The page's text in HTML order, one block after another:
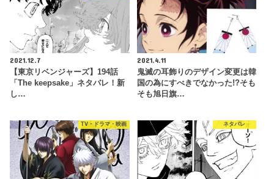
2021.12.7
【東京リベンジャーズ】194話
「The keepsake」ネタバレ！新
し…
2021.4.11
鬼滅の耳飾りのデザイン変更は韓
国の為にすべきでなかった!?そも
そも旭日旗…
TV・ドラマ・映画 ネタバレ